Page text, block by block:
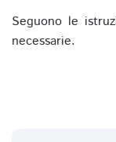
Seguono le
necessarie.